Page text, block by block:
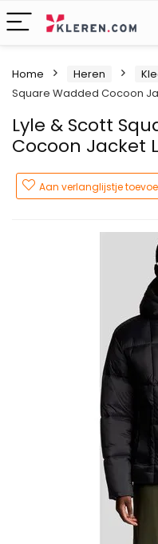
Home Heren
Square Wadded Cocoon
Lyle & Scott
Cocoon Jacket
Aan verlanglijstje